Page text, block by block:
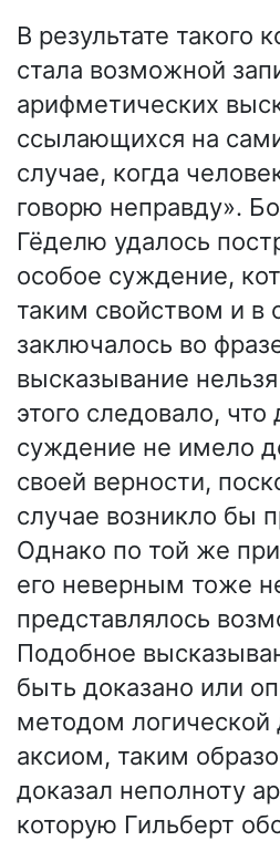
В результате такого
стала возможной
арифметических
ссылающихся на
случае, когда
говорю неправду».
Гёделю удалось
особое суждение,
таким свойством и в
заключалось во
высказывание
этого следовало, что
суждение не имело
своей верности,
случае возникло бы
Однако по той же
его неверным тоже
представлялось
Подобное
быть доказано или
методом логической
аксиом, таким
доказал неполноту
которую Гильберт